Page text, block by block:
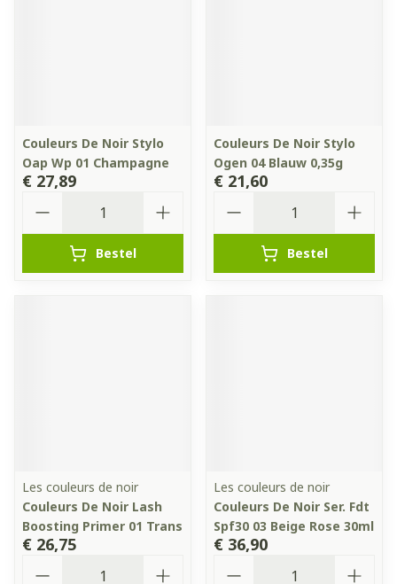
Couleurs De Noir Stylo
Oap Wp 01 Champagne
€ 27,89
Bestel
Couleurs De Noir Stylo
Ogen 04 Blauw 0,35g
€ 21,60
Bestel
Les couleurs de noir
Couleurs De Noir Lash
Boosting Primer 01 Trans
€ 26,75
Les couleurs de noir
Couleurs De Noir Ser. Fdt
Spf30 03 Beige Rose 30ml
€ 36,90